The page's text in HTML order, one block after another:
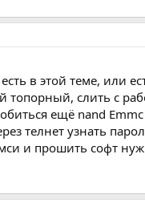
в этой теме, или
слить с
ещё nand
телнет узнать
и прошить софт